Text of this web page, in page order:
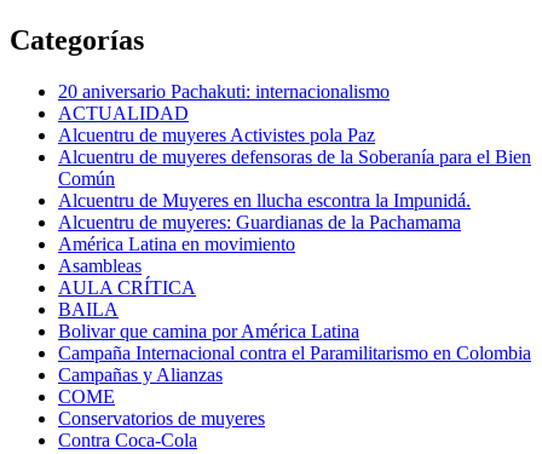
Categorías
20 aniversario Pachakuti: internacionalismo
ACTUALIDAD
Alcuentru de muyeres Activistes pola Paz
Alcuentru de muyeres defensoras de la Soberanía para el Bien
Común
Alcuentru de Muyeres en llucha escontra la Impunidá.
Alcuentru de muyeres: Guardianas de la Pachamama
América Latina en movimiento
Asambleas
AULA CRÍTICA
BAILA
Bolivar que camina por América Latina
Campaña Internacional contra el Paramilitarismo en Colombia
Campañas y Alianzas
COME
Conservatorios de muyeres
Contra Coca-Cola